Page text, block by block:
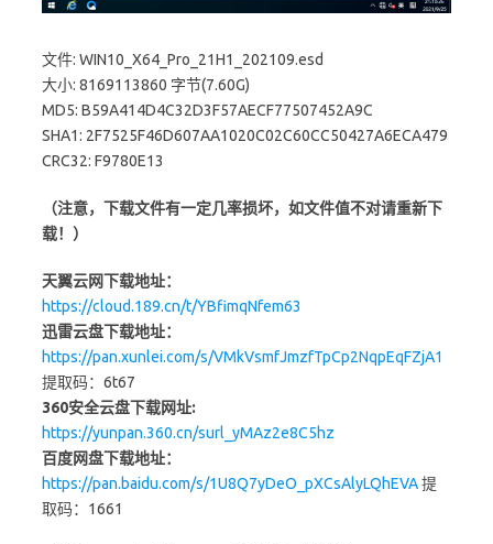
文件: WIN10_X64_Pro_21H1_202109.esd
大小: 8169113860 字节(7.60G)
MD5: B59A414D4C32D3F57AECF77507452A9C
SHA1: 2F7525F46D607AA1020C02C60CC50427A6ECA479
CRC32: F9780E13
（注意，下载文件有一定几率损坏，如文件值不对请重新下
载！）
天翼云网下载地址：
https://cloud.189.cn/t/YBfimqNfem63
迅雷云盘下载地址：
https://pan.xunlei.com/s/VMkVsmfJmzfTpCp2NqpEqFZjA1
提取码：6t67
360安全云盘下载网址:
https://yunpan.360.cn/surl_yMAz2e8C5hz
百度网盘下载地址：
https://pan.baidu.com/s/1U8Q7yDeO_pXCsAlyLQhEVA提
取码：1661